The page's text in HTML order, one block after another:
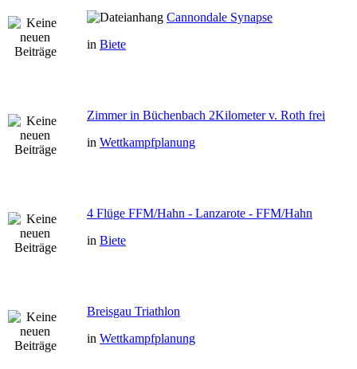
Cannondale Synapse
in Biete
Zimmer in Büchenbach 2Kilometer v. Roth frei
in Wettkampfplanung
4 Flüge FFM/Hahn - Lanzarote - FFM/Hahn
in Biete
Breisgau Triathlon
in Wettkampfplanung